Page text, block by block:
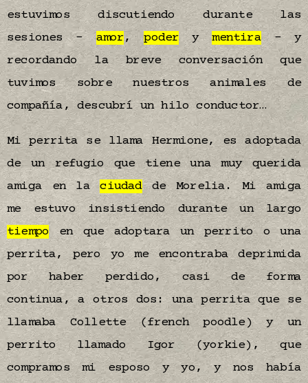
estuvimos discutiendo durante las
sesiones –amor,poderymentira– y
recordando la breve conversación que
tuvimos sobre nuestros animales de
compañía, descubrí un hilo conductor…
Mi perrita se llama Hermione, es adoptada
de un refugio que tiene una muy querida
amiga en laciudadde Morelia. Mi amiga
me estuvo insistiendo durante un largo
tiempo en que adoptara un perrito o una
perrita, pero yo me encontraba deprimida
por haber perdido, casi de forma
continua, a otros dos: una perrita que se
llamaba Collette (french poodle) y un
perrito llamado Igor (yorkie), que
compramos mi esposo y yo, y nos había